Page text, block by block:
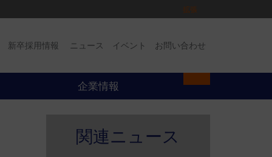
拡張
イベント お問い合わせ
新卒採用情報 ニュース イベント お問い合わせ
企業情報
関連ニュース